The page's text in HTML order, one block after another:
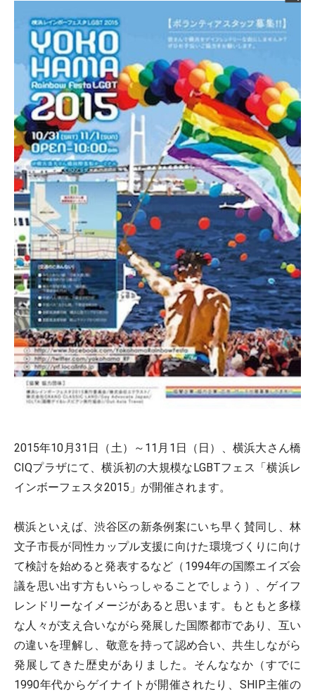
2015年10月31日（土）～11月1日（日）、横浜大さん橋
CIQプラザにて、横浜初の大規模なLGBTフェス「横浜レ
インボーフェスタ2015」が開催されます。
横浜といえば、渋谷区の新条例案にいち早く賛同し、林
文子市長が同性カップル支援に向けた環境づくりに向け
て検討を始めると発表するなど（1994年の国際エイズ会
議を思い出す方もいらっしゃることでしょう）、ゲイフ
レンドリーなイメージがあると思います。もともと多様
な人々が支え合いながら発展した国際都市であり、互い
の違いを理解し、敬意を持って認め合い、共生しながら
発展してきた歴史がありました。そんななか（すでに
1990年代からゲイナイトが開催されたり、SHIP主催の